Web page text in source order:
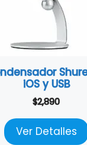
iOS y USB
$2,890
Ver Detalles